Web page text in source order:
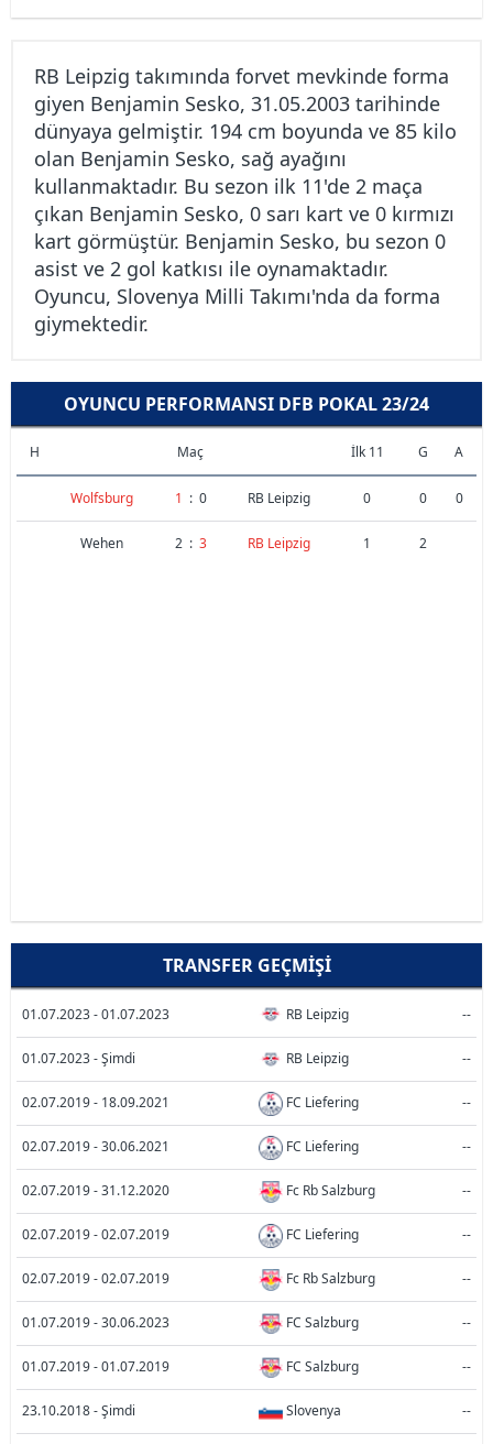
RB Leipzig takımında forvet mevkinde forma
giyen Benjamin Sesko, 31.05.2003 tarihinde
dünyaya gelmiştir. 194 cm boyunda ve 85 kilo
olan Benjamin Sesko, sağ ayağını
kullanmaktadır. Bu sezon ilk 11'de 2 maça
çıkan Benjamin Sesko, 0 sarı kart ve 0 kırmızı
kart görmüştür. Benjamin Sesko, bu sezon 0
asist ve 2 gol katkısı ile oynamaktadır.
Oyuncu, Slovenya Milli Takımı'nda da forma
giymektedir.
OYUNCU PERFORMANSI DFB POKAL 23/24
H Maç İlk 11 G A
Wolfsburg 1 : 0 RB Leipzig 0 0 0
Wehen 2 : 3 RB Leipzig 1 2
TRANSFER GEÇMIŞI
01.07.2023 - 01.07.2023 RB Leipzig --
01.07.2023 - Şimdi RB Leipzig --
02.07.2019 - 18.09.2021 FC Liefering --
02.07.2019 - 30.06.2021 FC Liefering --
02.07.2019 - 31.12.2020 Fc Rb Salzburg --
02.07.2019 - 02.07.2019 FC Liefering --
02.07.2019 - 02.07.2019 Fc Rb Salzburg --
01.07.2019 - 30.06.2023 FC Salzburg --
01.07.2019 - 01.07.2019 FC Salzburg --
23.10.2018 - Şimdi Slovenya --